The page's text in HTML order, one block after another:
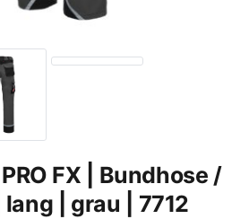
FX | Bundhose /
| grau | 7712